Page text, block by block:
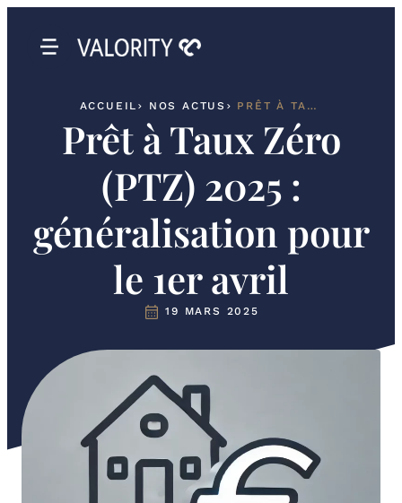
ACCUEIL NOS ACTUS PRÊT À TAUX ZÉRO (PTZ) 2025 : GÉNÉRALISATION POUR LE 1ER AVRIL
Prêt à Taux Zéro
(PTZ) 2025 :
généralisation pour
le 1er avril
19 MARS 2025